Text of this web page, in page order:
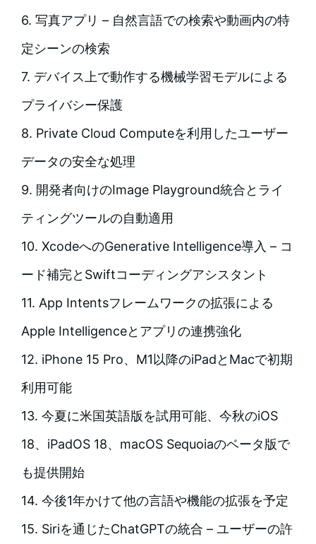
6. 写真アプリ – 自然言語での検索や動画内の特
定シーンの検索
7. デバイス上で動作する機械学習モデルによる
プライバシー保護
8. Private Cloud Computeを利用したユーザー
データの安全な処理
9. 開発者向けのImage Playground統合とライ
ティングツールの自動適用
10. XcodeへのGenerative Intelligence導入 – コ
ード補完とSwiftコーディングアシスタント
11. App Intentsフレームワークの拡張による
Apple Intelligenceとアプリの連携強化
12. iPhone 15 Pro、M1以降のiPadとMacで初期
利用可能
13. 今夏に米国英語版を試用可能、今秋のiOS
18、iPadOS 18、macOS Sequoiaのベータ版で
も提供開始
14. 今後1年かけて他の言語や機能の拡張を予定
15. Siriを通じたChatGPTの統合 – ユーザーの許